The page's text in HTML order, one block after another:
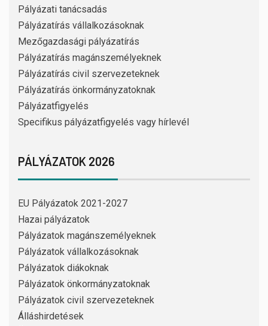
Pályázati tanácsadás
Pályázatírás vállalkozásoknak
Mezőgazdasági pályázatírás
Pályázatírás magánszemélyeknek
Pályázatírás civil szervezeteknek
Pályázatírás önkormányzatoknak
Pályázatfigyelés
Specifikus pályázatfigyelés vagy hírlevél
PÁLYÁZATOK 2026
EU Pályázatok 2021-2027
Hazai pályázatok
Pályázatok magánszemélyeknek
Pályázatok vállalkozásoknak
Pályázatok diákoknak
Pályázatok önkormányzatoknak
Pályázatok civil szervezeteknek
Álláshirdetések